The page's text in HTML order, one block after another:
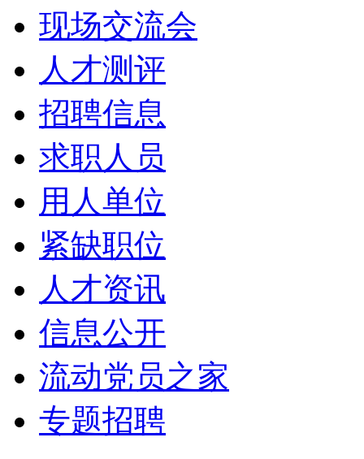
现场交流会
人才测评
招聘信息
求职人员
用人单位
紧缺职位
人才资讯
信息公开
流动党员之家
专题招聘